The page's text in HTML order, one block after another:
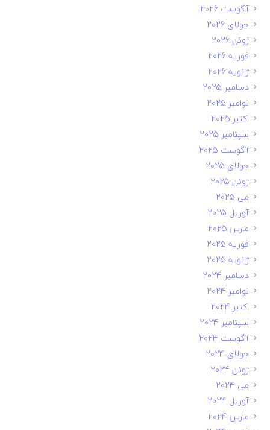
آگوست 2026
جولای 2026
ژوئن 2026
فوریه 2026
ژانویه 2026
دسامبر 2025
نوامبر 2025
اکتبر 2025
سپتامبر 2025
آگوست 2025
جولای 2025
ژوئن 2025
می 2025
آوریل 2025
مارس 2025
فوریه 2025
ژانویه 2025
دسامبر 2024
نوامبر 2024
اکتبر 2024
سپتامبر 2024
آگوست 2024
جولای 2024
ژوئن 2024
می 2024
آوریل 2024
مارس 2024